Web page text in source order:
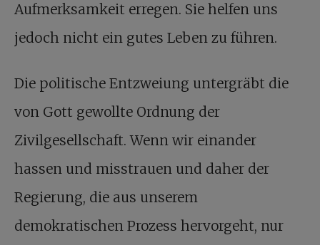
Aufmerksamkeit erregen. Sie helfen uns
jedoch nicht ein gutes Leben zu führen.
Die politische Entzweiung untergräbt die
von Gott gewollte Ordnung der
Zivilgesellschaft. Wenn wir einander
hassen und misstrauen und daher der
Regierung, die aus unserem
demokratischen Prozess hervorgeht, nur